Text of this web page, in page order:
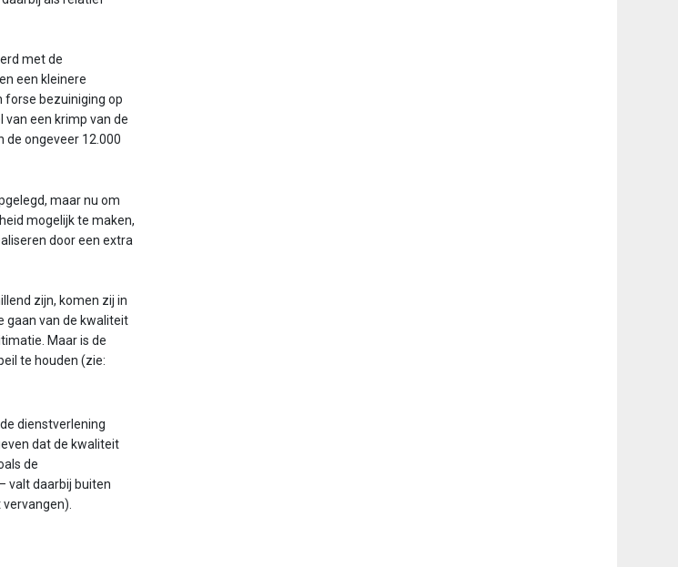
met de
een kleinere
forse bezuiniging op
van een krimp van de
de ongeveer 12.000
maar nu om
mogelijk te maken,
door een extra
zijn, komen zij in
gaan van de kwaliteit
Maar is de
te houden (zie:
dienstverlening
dat de kwaliteit
de
valt daarbij buiten